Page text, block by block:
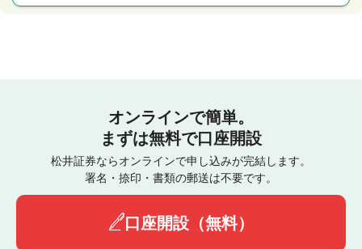
オンラインで簡単。
まずは無料で口座開設
松井証券ならオンラインで申し込みが完結します。
署名・捺印・書類の郵送は不要です。
口座開設（無料）